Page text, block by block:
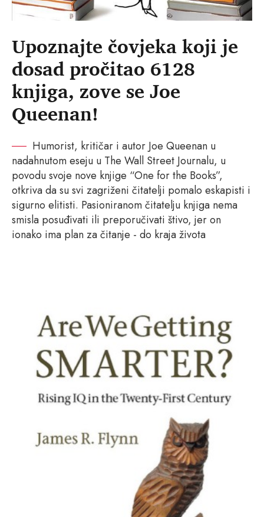
Upoznajte čovjeka koji je
dosad pročitao 6128
knjiga, zove se Joe
Queenan!
Humorist, kritičar i autor Joe Queenan u
nadahnutom eseju u The Wall Street Journalu, u
povodu svoje nove knjige “One for the Books”,
otkriva da su svi zagriženi čitatelji pomalo eskapisti i
sigurno elitisti. Pasioniranom čitatelju knjiga nema
smisla posuđivati ili preporučivati štivo, jer on
ionako ima plan za čitanje - do kraja života